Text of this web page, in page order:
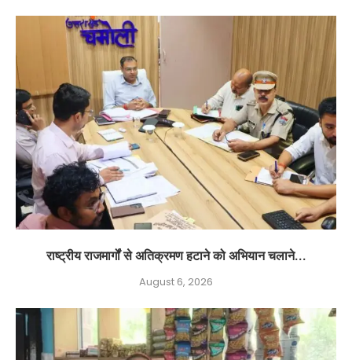
राष्ट्रीय राजमार्गों से अतिक्रमण हटाने को अभियान चलाने...
August 6, 2026